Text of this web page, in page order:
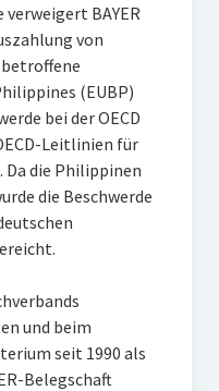
BAYER
von
(EUBP)
bei der OECD
Leitlinien für
die Philippinen
die Beschwerde
und beim
seit 1990 als
Belegschaft